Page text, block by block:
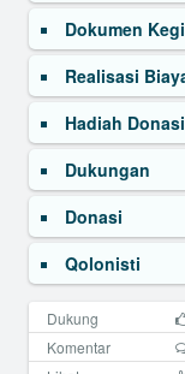
Dokumen
Realisasi
Hadiah Donasi
Dukungan
Donasi
Qolonisti
Dukung
Komentar